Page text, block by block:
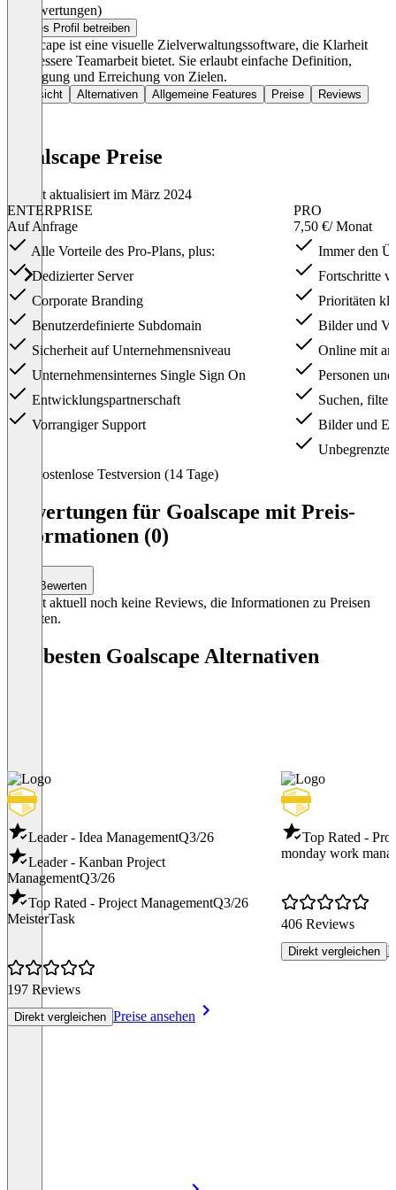
(0 Bewertungen)
Dieses Profil betreiben
Goalscape ist eine visuelle Zielverwaltungssoftware, die Klarheit
und bessere Teamarbeit bietet. Sie erlaubt einfache Definition,
Verfolgung und Erreichung von Zielen.
Übersicht Alternativen Allgemeine Features Preise Reviews
Goalscape Preise
Zuletzt aktualisiert im März 2024
ENTERPRISE
Auf Anfrage
Alle Vorteile des Pro-Plans, plus:
Dedizierter Server
Corporate Branding
Benutzerdefinierte Subdomain
Sicherheit auf Unternehmensniveau
Unternehmensinternes Single Sign On
Entwicklungspartnerschaft
Vorrangiger Support
PRO
7,50 €/ Monat
Immer den
Fortschritte
Prioritäten
Bilder und
Online mit
Personen
Suchen,
Bilder und
Unbegrenzte
Kostenlose Testversion (14 Tage)
Bewertungen für Goalscape mit Preis-
Informationen (0)
Bewerten
Es gibt aktuell noch keine Reviews, die Informationen zu Preisen
enthalten.
Die besten Goalscape Alternativen
Leader - Idea ManagementQ3/26
Leader - Kanban Project
ManagementQ3/26
Top Rated - Project ManagementQ3/26
MeisterTask
197 Reviews
Direkt vergleichen Preise ansehen
Top Rated -
monday work
406 Reviews
Direkt vergleichen